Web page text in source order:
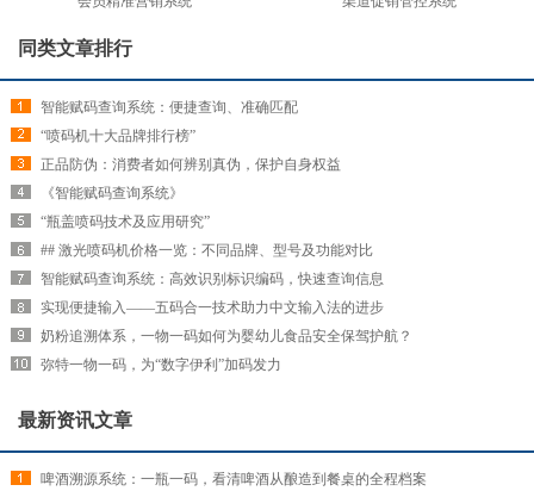
同类文章排行
智能赋码查询系统：便捷查询、准确匹配
“喷码机十大品牌排行榜”
正品防伪：消费者如何辨别真伪，保护自身权益
《智能赋码查询系统》
“瓶盖喷码技术及应用研究”
## 激光喷码机价格一览：不同品牌、型号及功能对比
智能赋码查询系统：高效识别标识编码，快速查询信息
实现便捷输入——五码合一技术助力中文输入法的进步
奶粉追溯体系，一物一码如何为婴幼儿食品安全保驾护航？
弥特一物一码，为“数字伊利”加码发力
最新资讯文章
啤酒溯源系统：一瓶一码，看清啤酒从酿造到餐桌的全程档案